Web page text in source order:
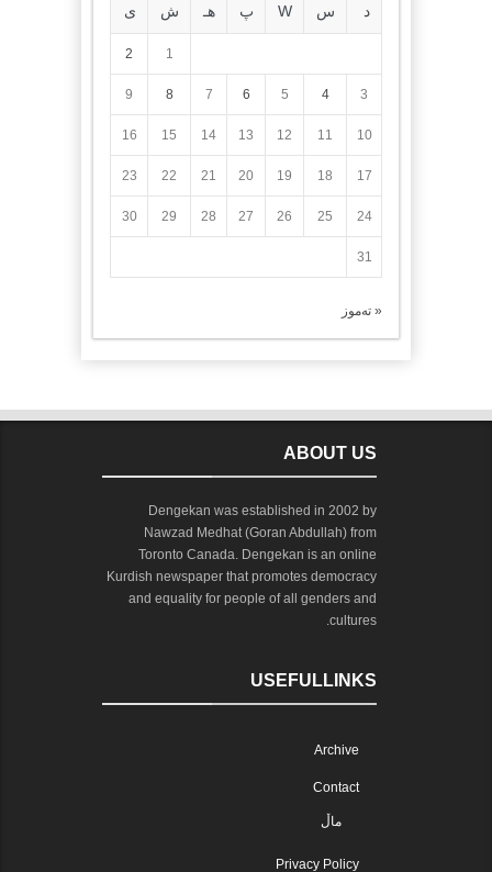
د س W پ هـ ش ی
1
2
3
4
5
6
7
8
9
10
11
12
13
14
15
16
17
18
19
20
21
22
23
24
25
26
27
28
29
30
31
« تەموز
ABOUT US
Dengekan was established in 2002 by
Nawzad Medhat (Goran Abdullah) from
Toronto Canada. Dengekan is an online
Kurdish newspaper that promotes democracy
and equality for people of all genders and
cultures.
USEFULLINKS
Archive
Contact
ماڵ
Privacy Policy